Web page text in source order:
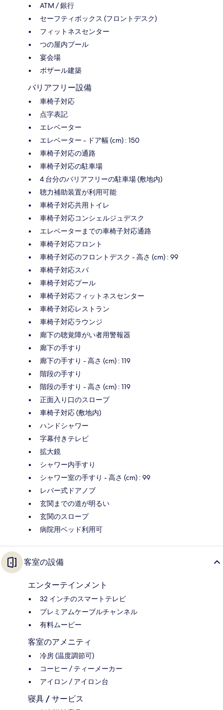
ATM / 銀行
セーフティボックス (フロントデスク)
フィットネスセンター
つの屋内プール
宴会場
ボザール建築
バリアフリー設備
車椅子対応
点字表記
エレベーター
エレベーター - ドア幅 (cm) : 150
車椅子対応の通路
車椅子対応の駐車場
4 台分のバリアフリーの駐車場 (敷地内)
聴力補助装置が利用可能
車椅子対応共用トイレ
車椅子対応コンシェルジュデスク
エレベーターまでの車椅子対応通路
車椅子対応フロント
車椅子対応のフロントデスク - 高さ (cm) : 99
車椅子対応スパ
車椅子対応プール
車椅子対応フィットネスセンター
車椅子対応レストラン
車椅子対応ラウンジ
廊下の聴覚障がい者用警報器
廊下の手すり
廊下の手すり - 高さ (cm) : 119
階段の手すり
階段の手すり - 高さ (cm) : 119
正面入り口のスロープ
車椅子対応 (敷地内)
ハンドシャワー
字幕付きテレビ
拡大鏡
シャワー内手すり
シャワー室の手すり - 高さ (cm) : 99
レバー式ドアノブ
玄関までの道が明るい
玄関のスロープ
病院用ベッド利用可
客室の設備
エンターテインメント
32 インチのスマートテレビ
プレミアムケーブルチャンネル
有料ムービー
客室のアメニティ
冷房 (温度調節可)
コーヒー / ティーメーカー
アイロン / アイロン台
寝具 / サービス